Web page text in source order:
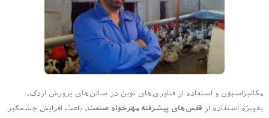
مکانیزاسیون و استفاده از فناوری‌های نوین در سالن‌های پرورش اردک،
به‌ویژه استفاده از قفس‌های پیشرفته مهرخواه صنعت، باعث افزایش چشمگیر